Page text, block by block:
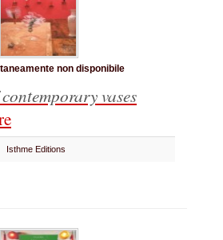
non disponibile
vases
Isthme Editions